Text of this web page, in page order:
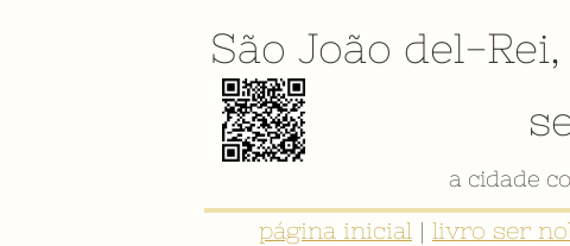
São João del-Rei,
a cidade
página inicial | livro ser